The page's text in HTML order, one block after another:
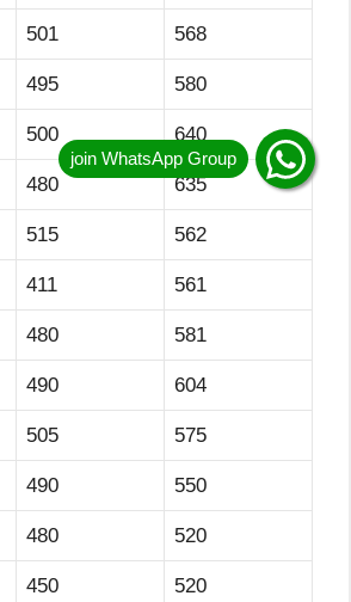
501 568
495 580
500 640
480 635
515 562
411 561
480 581
490 604
505 575
490 550
480 520
450 520